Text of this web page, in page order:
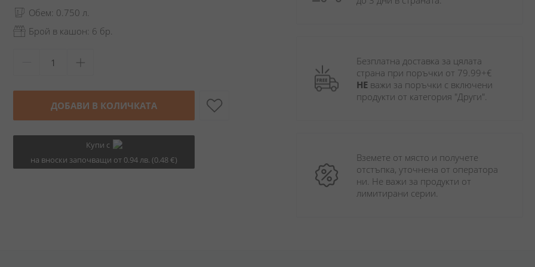
Обем: 0.750 л.
Брой в кашон: 6 бр.
ДОБАВИ В КОЛИЧКАТА
Купи с
на вноски започващи от 0.94 лв. (0.48 €)
Безплатна доставка за цялата
НЕ важи за поръчки с включени
продукти от категория "Други".
Вземете от място и получете
отстъпка, уточнена от оператора
ни. Не важи за продукти от
лимитирани серии.